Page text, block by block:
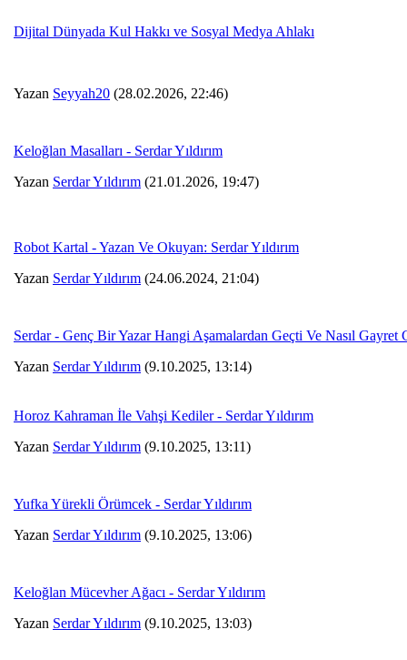
Dijital Dünyada Kul Hakkı ve Sosyal Medya Ahlakı
Yazan Seyyah20 (28.02.2026, 22:46)
Keloğlan Masalları - Serdar Yıldırım
Yazan Serdar Yıldırım (21.01.2026, 19:47)
Robot Kartal - Yazan Ve Okuyan: Serdar Yıldırım
Yazan Serdar Yıldırım (24.06.2024, 21:04)
Serdar - Genç Bir Yazar Hangi Aşamalardan Geçti Ve Nasıl Gayret
Yazan Serdar Yıldırım (9.10.2025, 13:14)
Horoz Kahraman İle Vahşi Kediler - Serdar Yıldırım
Yazan Serdar Yıldırım (9.10.2025, 13:11)
Yufka Yürekli Örümcek - Serdar Yıldırım
Yazan Serdar Yıldırım (9.10.2025, 13:06)
Keloğlan Mücevher Ağacı - Serdar Yıldırım
Yazan Serdar Yıldırım (9.10.2025, 13:03)